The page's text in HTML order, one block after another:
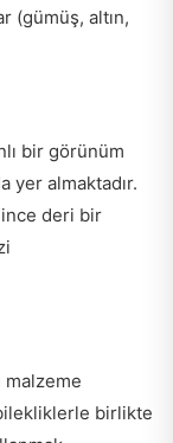
(gümüş, altın,
bir görünüm
yer almaktadır.
deri bir
malzeme
birlikte